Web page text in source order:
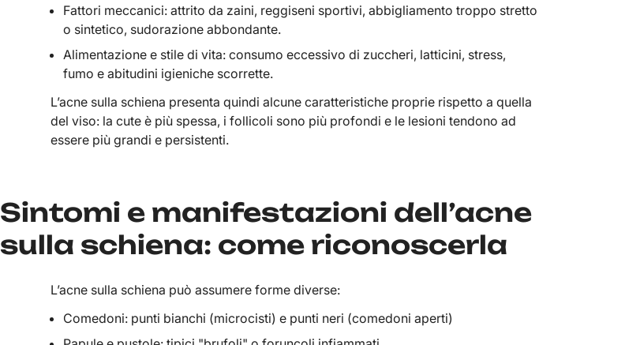
Fattori meccanici: attrito da zaini, reggiseni sportivi, abbigliamento troppo stretto
o sintetico, sudorazione abbondante.
Alimentazione e stile di vita: consumo eccessivo di zuccheri, latticini, stress,
fumo e abitudini igieniche scorrette.
L’acne sulla schiena presenta quindi alcune caratteristiche proprie rispetto a quella
del viso: la cute è più spessa, i follicoli sono più profondi e le lesioni tendono ad
essere più grandi e persistenti.
Sintomi e manifestazioni dell’acne
sulla schiena: come riconoscerla
L’acne sulla schiena può assumere forme diverse:
Comedoni: punti bianchi (microcisti) e punti neri (comedoni aperti)